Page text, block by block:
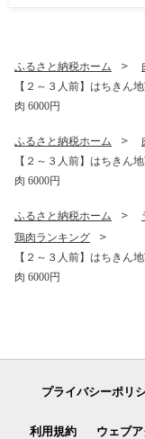
ふるさと納税ホーム
【２～３人前】はちきん
肉 6000円
ふるさと納税ホーム
【２～３人前】はちきん
肉 6000円
ふるさと納税ホーム
鶏肉ランキング
【２～３人前】はちきん
肉 6000円
プライバシーポリ
利用規約 ウェブ